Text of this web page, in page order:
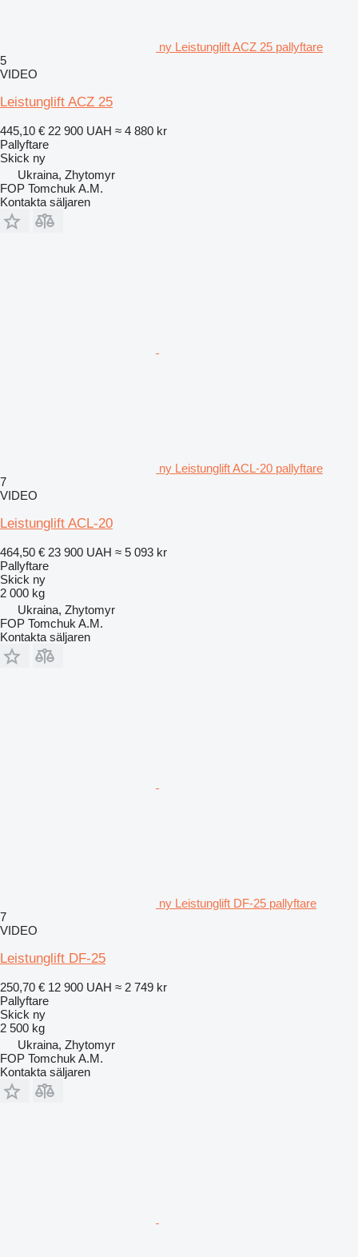
ny Leistunglift ACZ 25 pallyftare
5
VIDEO
Leistunglift ACZ 25
445,10 € 22 900 UAH ≈ 4 880 kr
Pallyftare
Skick ny
Ukraina, Zhytomyr
FOP Tomchuk A.M.
Kontakta säljaren
ny Leistunglift ACL-20 pallyftare
7
VIDEO
Leistunglift ACL-20
464,50 € 23 900 UAH ≈ 5 093 kr
Pallyftare
Skick ny
2 000 kg
Ukraina, Zhytomyr
FOP Tomchuk A.M.
Kontakta säljaren
ny Leistunglift DF-25 pallyftare
7
VIDEO
Leistunglift DF-25
250,70 € 12 900 UAH ≈ 2 749 kr
Pallyftare
Skick ny
2 500 kg
Ukraina, Zhytomyr
FOP Tomchuk A.M.
Kontakta säljaren